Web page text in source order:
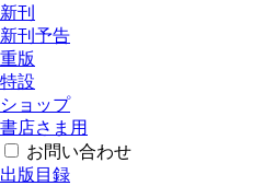
新刊
新刊予告
重版
特設
ショップ
書店さま用
お問い合わせ
出版目録